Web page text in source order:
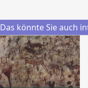
Das könnte Sie auch